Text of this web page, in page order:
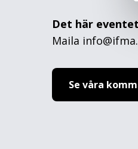
Det här
Maila
Se våra